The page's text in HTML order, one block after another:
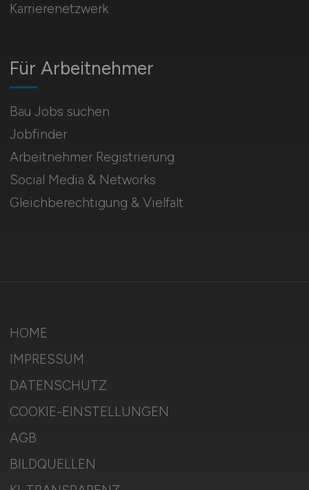
Für Arbeitnehmer
Bau Jobs suchen
Jobfinder
Arbeitnehmer Registrierung
Social Media & Networks
Gleichberechtigung & Vielfalt
Karrierenetzwerk
HOME
IMPRESSUM
DATENSCHUTZ
COOKIE-EINSTELLUNGEN
AGB
BILDQUELLEN